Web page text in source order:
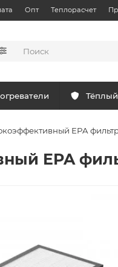
Опт Теплорасчет
EPA фильтр
EPA